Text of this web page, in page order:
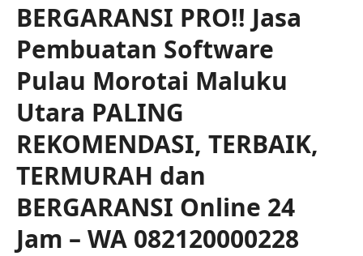
BERGARANSI PRO!! Jasa
Pembuatan Software
Pulau Morotai Maluku
Utara PALING
REKOMENDASI, TERBAIK,
TERMURAH dan
BERGARANSI Online 24
Jam – WA 082120000228